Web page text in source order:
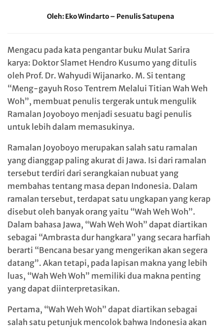
Oleh: Eko Windarto – Penulis Satupena
Mengacu pada kata pengantar buku Mulat Sarira
karya: Doktor Slamet Hendro Kusumo yang ditulis
oleh Prof. Dr. Wahyudi Wijanarko. M. Si tentang
“Meng-gayuh Roso Tentrem Melalui Titian Wah Weh
Woh”, membuat penulis tergerak untuk mengulik
Ramalan Joyoboyo menjadi sesuatu bagi penulis
untuk lebih dalam memasukinya.
Ramalan Joyoboyo merupakan salah satu ramalan
yang dianggap paling akurat di Jawa. Isi dari ramalan
tersebut terdiri dari serangkaian nubuat yang
membahas tentang masa depan Indonesia. Dalam
ramalan tersebut, terdapat satu ungkapan yang kerap
disebut oleh banyak orang yaitu “Wah Weh Woh”.
Dalam bahasa Jawa, “Wah Weh Woh” dapat diartikan
sebagai “Ambrasta dur hangkara” yang secara harfiah
berarti “Bencana besar yang mengerikan akan segera
datang”. Akan tetapi, pada lapisan makna yang lebih
luas, “Wah Weh Woh” memiliki dua makna penting
yang dapat diinterpretasikan.
Pertama, “Wah Weh Woh” dapat diartikan sebagai
salah satu petunjuk mencolok bahwa Indonesia akan